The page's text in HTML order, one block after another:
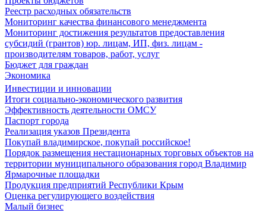
Реестр расходных обязательств
Мониторинг качества финансового менеджмента
Мониторинг достижения результатов предоставления
субсидий (грантов) юр. лицам, ИП, физ. лицам -
производителям товаров, работ, услуг
Бюджет для граждан
Экономика
Инвестиции и инновации
Итоги социально-экономического развития
Эффективность деятельности ОМСУ
Паспорт города
Реализация указов Президента
Покупай владимирское, покупай российское!
Порядок размещения нестационарных торговых объектов на
территории муниципального образования город Владимир
Ярмарочные площадки
Продукция предприятий Республики Крым
Оценка регулирующего воздействия
Малый бизнес